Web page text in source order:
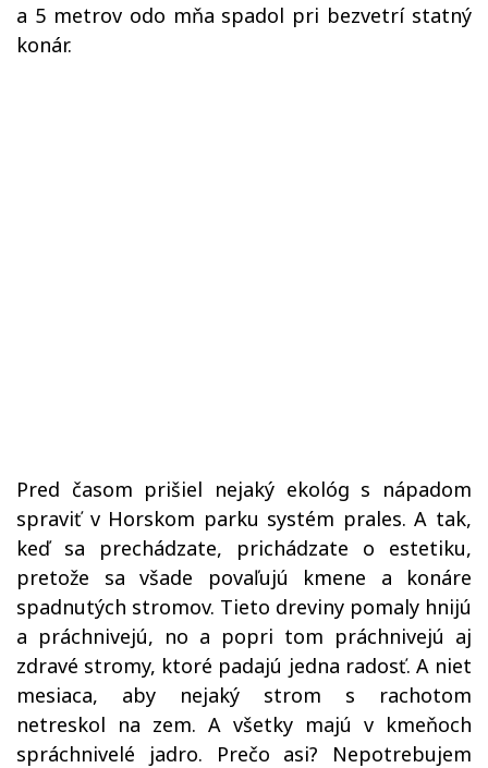
a 5 metrov odo mňa spadol pri bezvetrí statný
konár.
Pred časom prišiel nejaký ekológ s nápadom
spraviť v Horskom parku systém prales. A tak,
keď sa prechádzate, prichádzate o estetiku,
pretože sa všade povaľujú kmene a konáre
spadnutých stromov. Tieto dreviny pomaly hnijú
a práchnivejú, no a popri tom práchnivejú aj
zdravé stromy, ktoré padajú jedna radosť. A niet
mesiaca, aby nejaký strom s rachotom
netreskol na zem. A všetky majú v kmeňoch
spráchnivelé jadro. Prečo asi? Nepotrebujem